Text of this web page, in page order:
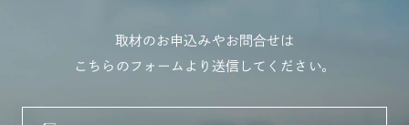
取材のお申込みやお問合せは
こちらのフォームより送信してください。